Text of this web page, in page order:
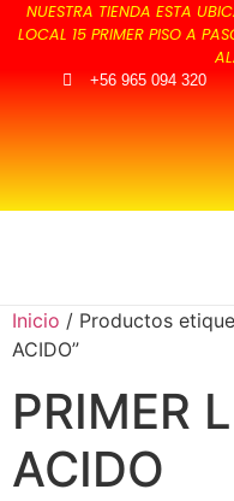
NUESTRA TIENDA ESTA
LOCAL 15 PRIMER PISO A
+56 965 094 320
Inicio / Productos
ACIDO”
PRIMER
ACIDO